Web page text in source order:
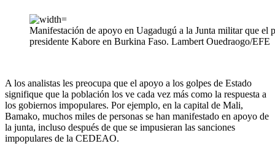
Manifestación de apoyo en Uagadugú a la Junta militar que el
presidente Kabore en Burkina Faso. Lambert Ouedraogo/EFE
A los analistas les preocupa que el apoyo a los golpes de Estado
signifique que la población los ve cada vez más como la respuesta a
los gobiernos impopulares. Por ejemplo, en la capital de Mali,
Bamako, muchos miles de personas se han manifestado en apoyo de
la junta, incluso después de que se impusieran las sanciones
impopulares de la CEDEAO.